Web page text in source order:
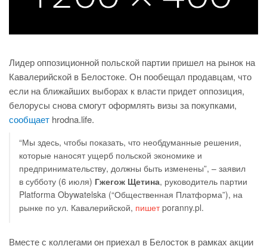
Лидер оппозиционной польской партии пришел на рынок на
Кавалерийской в Белостоке. Он пообещал продавцам, что
если на ближайших выборах к власти придет оппозиция,
белорусы снова смогут оформлять визы за покупками,
сообщает hrodna.life.
“Мы здесь, чтобы показать, что необдуманные решения,
которые наносят ущерб польской экономике и
предпринимательству, должны быть изменены”, – заявил
в субботу (6 июля) Гжегож Щетина, руководитель партии
Platforma Obywatelska (“Общественная Платформа”), на
рынке по ул. Кавалерийской, пишетporanny.pl.
Вместе с коллегами он приехал в Белосток в рамках акции